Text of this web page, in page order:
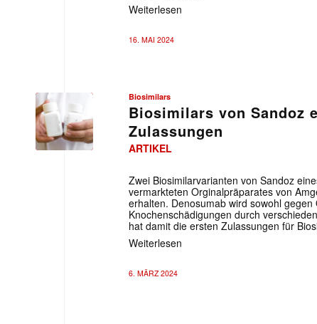
Weiterlesen
16. MAI 2024
Biosimilars
Biosimilars von Sandoz
Zulassungen
ARTIKEL
Zwei Biosimilarvarianten von Sandoz
vermarkteten Orginalpräparates von
erhalten. Denosumab wird sowohl
Knochenschädigungen durch
hat damit die ersten Zulassungen für
Weiterlesen
6. MÄRZ 2024